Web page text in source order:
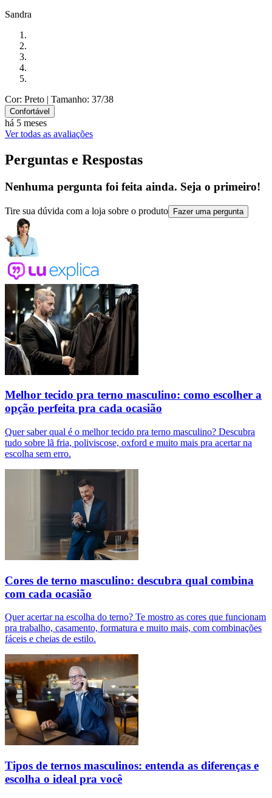
Sandra
Cor: Preto | Tamanho: 37/38
Confortável
há 5 meses
Ver todas as avaliações
Perguntas e Respostas
Nenhuma pergunta foi feita ainda. Seja o primeiro!
Tire sua dúvida com a loja sobre o produto Fazer uma pergunta
Melhor tecido pra terno masculino: como escolher a
opção perfeita pra cada ocasião
Quer saber qual é o melhor tecido pra terno masculino? Descubra
tudo sobre lã fria, poliviscose, oxford e muito mais pra acertar na
escolha sem erro.
Cores de terno masculino: descubra qual combina
com cada ocasião
Quer acertar na escolha do terno? Te mostro as cores que funcionam
pra trabalho, casamento, formatura e muito mais, com combinações
fáceis e cheias de estilo.
Tipos de ternos masculinos: entenda as diferenças e
escolha o ideal pra você